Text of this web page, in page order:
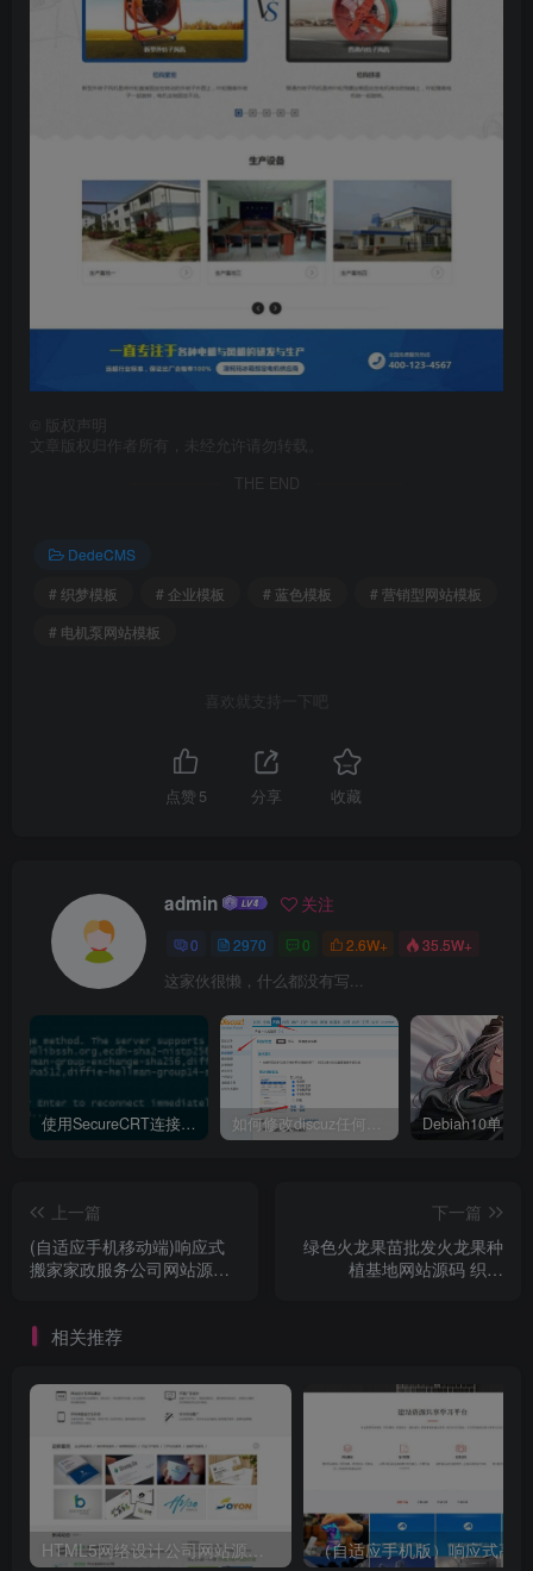
版权声明
文章版权归作者所有，未经允许请勿转载。
THE END
DedeCMS
# 织梦模板
# 企业模板 # 蓝色模板
# 营销型网站模板
# 电机泵网站模板
喜欢就支持一下吧
点赞 5 分享 收藏
admin 关注
0 2970 0 2.6W+ 35.5W+
这家伙很懒，什么都没有写...
使用SecureCRT连接Ubuntu20.04报错：Key exchange failed. No compatible key exchange method. 如何修改discuz任何模板的编辑器默认字体类型和默认字体大小
上一篇
(自适应手机移动端)响应式
搬家家政服务公司网站源码
下一篇
绿色火龙果苗批发火龙果种
植基地网站源码 织梦
相关推荐
HTML5网络设计公司网站源码 织梦dedecms整站模板